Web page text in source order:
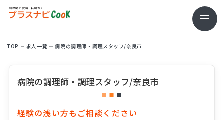
TOP 求⼈⼀覧 病院の調理師・調理スタッフ/奈良市
病院の調理師・調理スタッフ/奈良市
経験の浅い方もご相談ください